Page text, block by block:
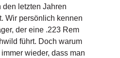
den letzten Jahren
Wir persönlich kennen
der eine .223 Rem
führt. Doch warum
wieder, dass man